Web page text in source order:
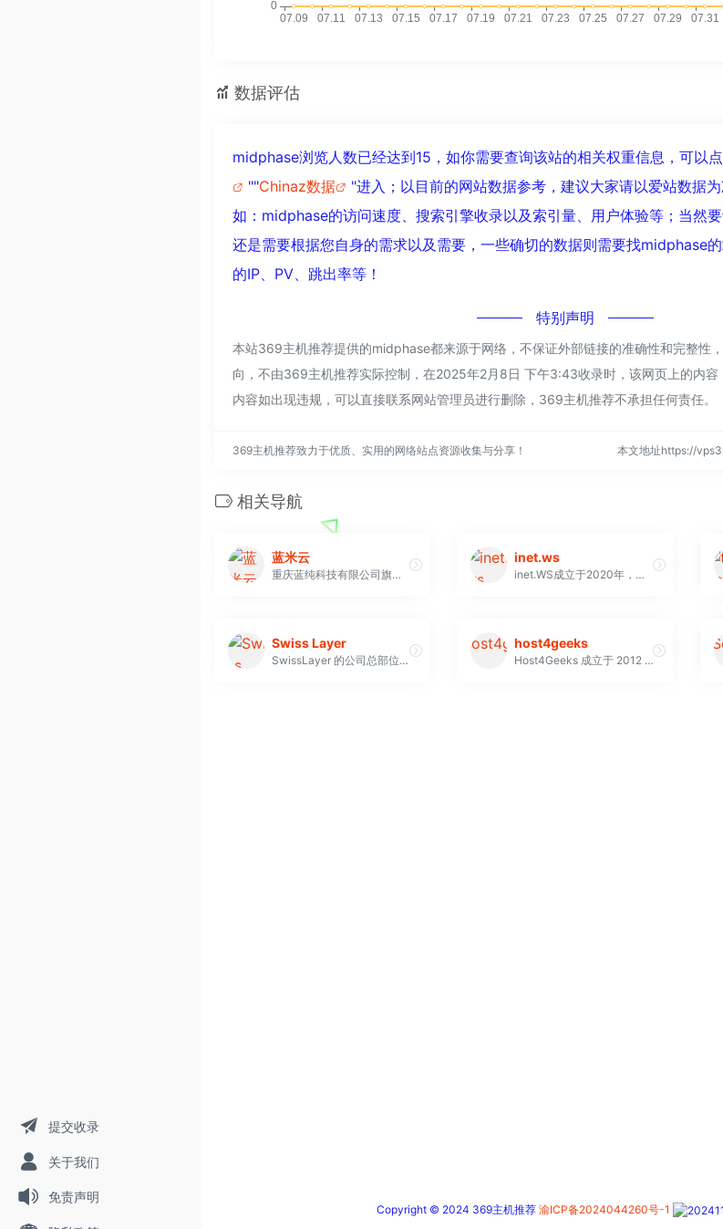
提交收录
关于我们
免责声明
数据评估
midphase浏览人数已经达到15，如你需要查询该站的相关权重信息，可以
""Chinaz数据
"进入；以目前的网站数据参考，建议大家请以爱站数据
如：midphase的访问速度、搜索引擎收录以及索引量、用户体验等；当然
还是需要根据您自身的需求以及需要，一些确切的数据则需要找midphase
的IP、PV、跳出率等！
特别声明
本站369主机推荐提供的midphase都来源于网络，不保证外部链接的准确性和完整性
向，不由369主机推荐实际控制，在2025年2月8日 下午3:43收录时，该网页上的内容
内容如出现违规，可以直接联系网站管理员进行删除，369主机推荐不承担任何责任。
369主机推荐致力于优质、实用的网络站点资源收集与分享！ 本文地址https://
相关导航
蓝米云
重庆蓝纯科技有限公司旗下主机品牌蓝米云，专注为个人开发者用户、中小型、大型企业用户提供一站式核心网络云端部署服务，促使用户云端部署化简为零，轻松快捷运用云计算。CYUN、蓝米主机等同属我司品牌，多年云计算领域服务经验，遍布亚太地区的海量节点为业务推进提供强大助力业务范围有：云主机、云电脑（拨号VPS）、云IP（动态HTTP代理IP和PPTP）、虚拟主机、服务器租用托管、机房大带宽，还有SSL证书、品牌宝、可信认证等增值业务
inet.ws
inet.WS成立于2020年，主要提供域名注册及VPS主机等产品
Swiss Layer
SwissLayer 的公司总部位于巴拿马，而我们的数据中心运营则位于瑞士苏黎世。作为一家离岸托管公司，我们优先考虑您的隐私和我们服务的稳定性。我们最先进的基础设施，加上位于巴拿马和瑞士的战略位置，提供了无与伦比的企业隐私，并且方便前往美国和欧洲。我们的企业服务器受到强大的隐私政策的保护，确保一流的安全性和保密性。选择 SwissLayer 可在瑞士获得具有卓越隐私性和安全性的卓越离岸服务器托管。
host4geeks
Host4Geeks 成立于 2012 年，主要提供面向美国、英国和印度市场的数字解决方案。自那时起，他们已托管了超过 100,000 个网站。在他们的合作伙伴中，我们可以提到：cPanel、WHMCS、DirectAdmin、LiteSpeed 和 Softaculous，它也是 ARIN 成员
Copyright © 2024 369主机推荐 渝ICP备2024044260号-1